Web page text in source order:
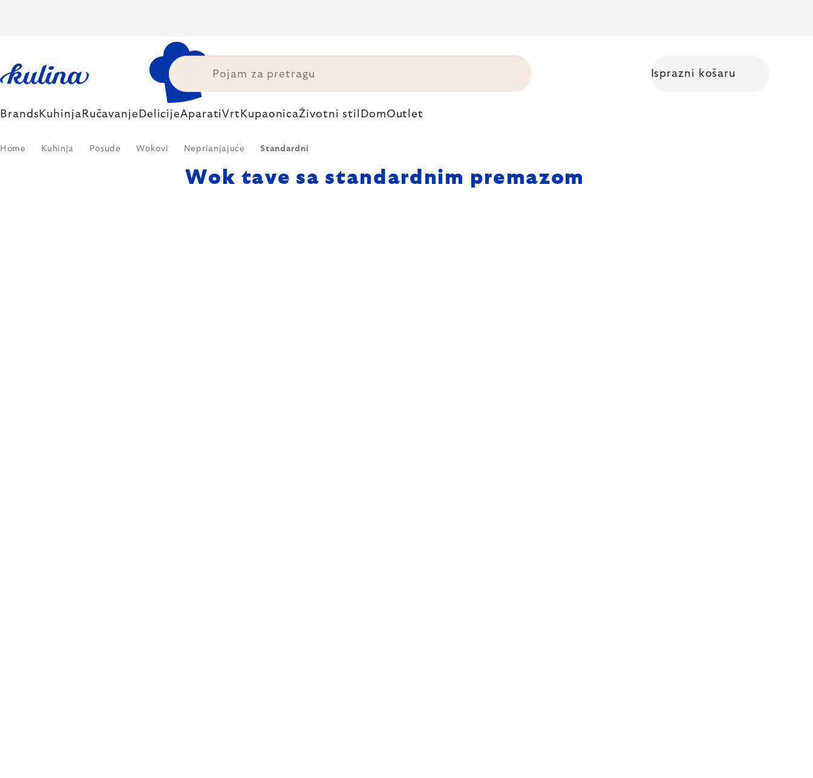
Isprazni košaru
Brands Kuhinja Ručavanje DelicijeAparatiVrt KupaonicaŽivotni stil DomOutlet
Home Kuhinja Posude Wokovi Neprianjajuće Standardni
Wok tave sa standardnim premazom